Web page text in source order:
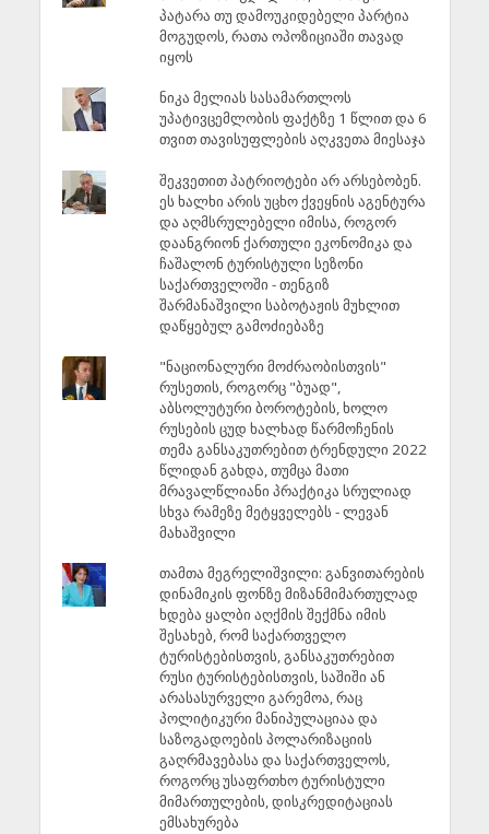
პატარა თუ დამოუკიდებელი პარტია
მოგუდოს, რათა ოპოზიციაში თავად
იყოს
ნიკა მელიას სასამართლოს
უპატივცემლობის ფაქტზე 1 წლით და 6
თვით თავისუფლების აღკვეთა მიესაჯა
შეკვეთით პატრიოტები არ არსებობენ.
ეს ხალხი არის უცხო ქვეყნის აგენტურა
და აღმსრულებელი იმისა, როგორ
დაანგრიონ ქართული ეკონომიკა და
ჩაშალონ ტურისტული სეზონი
საქართველოში - თენგიზ
შარმანაშვილი საბოტაჟის მუხლით
დაწყებულ გამოძიებაზე
"ნაციონალური მოძრაობისთვის"
რუსეთის, როგორც "ბუად",
აბსოლუტური ბოროტების, ხოლო
რუსების ცუდ ხალხად წარმოჩენის
თემა განსაკუთრებით ტრენდული 2022
წლიდან გახდა, თუმცა მათი
მრავალწლიანი პრაქტიკა სრულიად
სხვა რამეზე მეტყველებს - ლევან
მახაშვილი
თამთა მეგრელიშვილი: განვითარების
დინამიკის ფონზე მიზანმიმართულად
ხდება ყალბი აღქმის შექმნა იმის
შესახებ, რომ საქართველო
ტურისტებისთვის, განსაკუთრებით
რუსი ტურისტებისთვის, საშიში ან
არასასურველი გარემოა, რაც
პოლიტიკური მანიპულაციაა და
საზოგადოების პოლარიზაციის
გაღრმავებასა და საქართველოს,
როგორც უსაფრთხო ტურისტული
მიმართულების, დისკრედიტაციას
ემსახურება